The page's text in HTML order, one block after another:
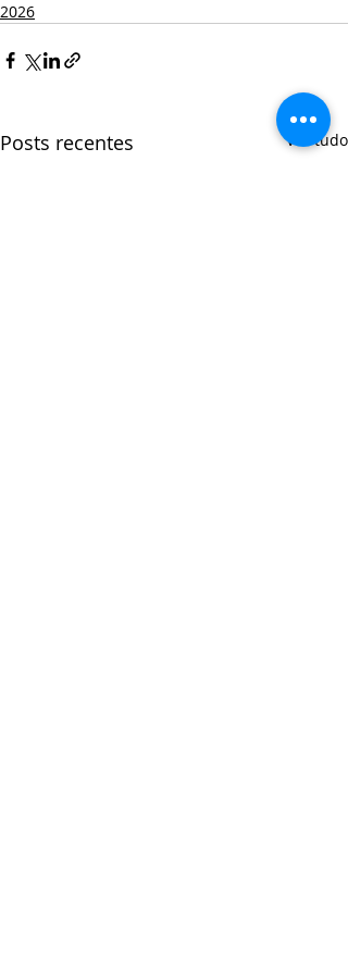
2026
Posts recentes Ver tudo